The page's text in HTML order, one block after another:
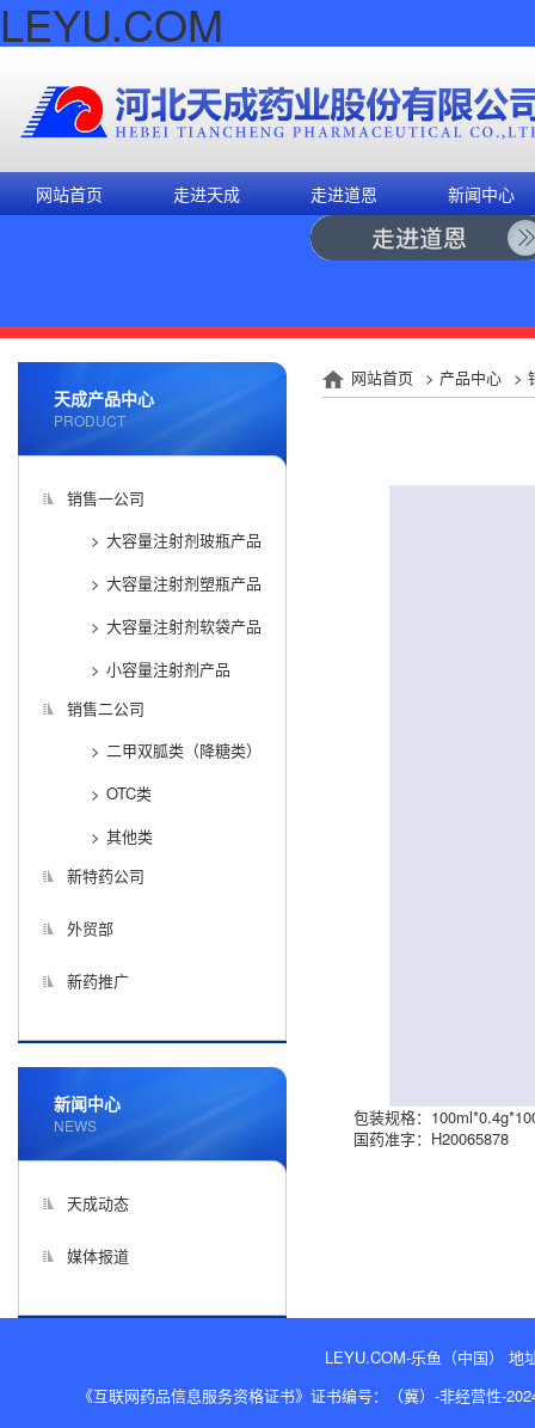
LEYU.COM
网站首页 走进天成 走进道恩 新闻中心
天成产品中心
PRODUCT
销售一公司
大容量注射剂玻瓶产品
大容量注射剂塑瓶产品
大容量注射剂软袋产品
小容量注射剂产品
销售二公司
二甲双胍类（降糖类）
OTC类
其他类
新特药公司
外贸部
新药推广
新闻中心
NEWS
天成动态
媒体报道
网站首页 > 产品中心 >
包装规格：
国药准字：H20065878
LEYU.COM-乐鱼（中国） 地
《互联网药品信息服务资格证书》证书编号：（冀）-非经营性-